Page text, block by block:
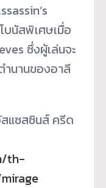
บนัสพิเศษเมื่อ
ซึ่งผู้เล่นจะ
นานของอาลี
แซสซินส์ ครีด
th-